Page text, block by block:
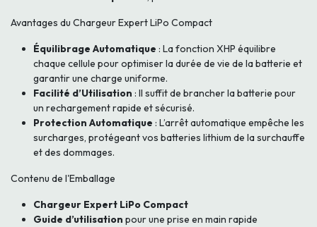
Avantages du Chargeur Expert LiPo Compact
Équilibrage Automatique : La fonction XHP équilibre
chaque cellule pour optimiser la durée de vie de la batterie et
garantir une charge uniforme.
Facilité d’Utilisation : Il suffit de brancher la batterie pour
un rechargement rapide et sécurisé.
Protection Automatique : L’arrêt automatique empêche les
surcharges, protégeant vos batteries lithium de la surchauffe
et des dommages.
Contenu de l'Emballage
Chargeur Expert LiPo Compact
Guide d’utilisation pour une prise en main rapide